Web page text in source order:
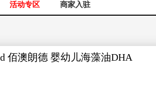
活动专区 商家入驻
佰澳朗德 婴幼儿海藻油DHA